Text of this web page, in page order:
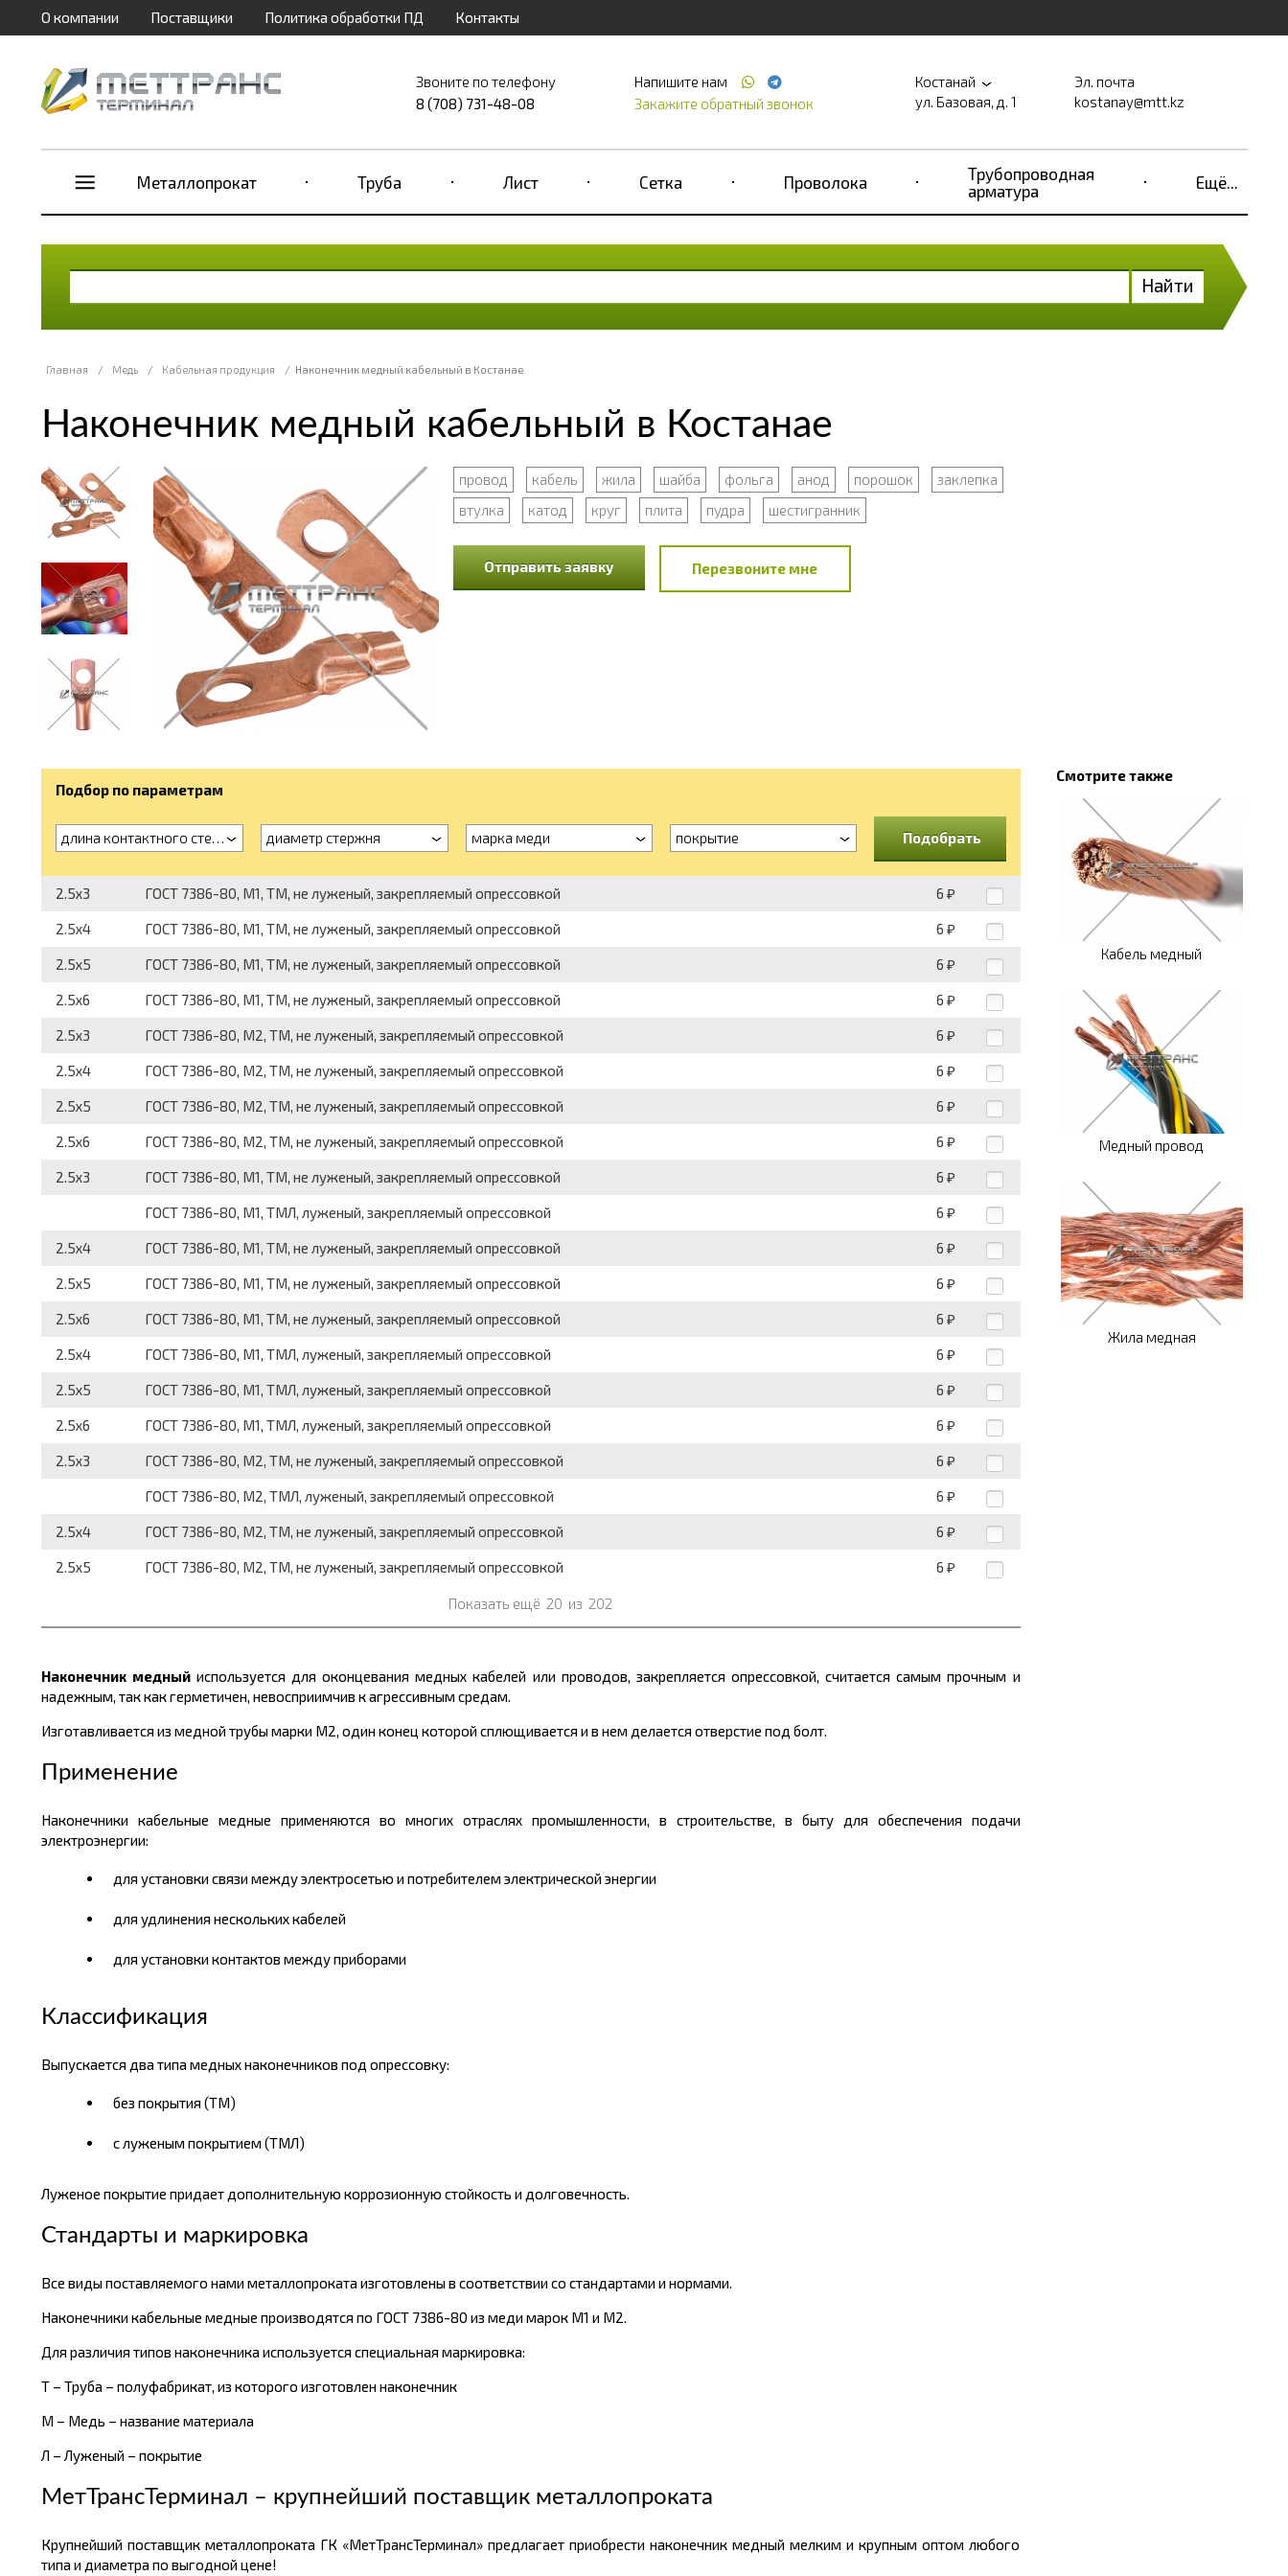
О компании Поставщики Политика обработки ПД Контакты
Звоните по телефону
8 (708) 731-48-08
Напишите нам
Закажите обратный звонок
Костанай
ул. Базовая, д. 1
Эл. почта
kostanay@mtt.kz
Металлопрокат Труба Лист Сетка Проволока
Трубопроводная
арматура
Ещё...
Найти
Главная / Медь / Кабельная продукция / Наконечник медный кабельный в Костанае
Наконечник медный кабельный в Костанае
провод кабель жила шайба фольга анод порошок
заклепка
втулка
катод круг плита пудра шестигранник
Отправить заявку Перезвоните мне
Подбор по параметрам
длина контактного стержня диаметр стержня марка меди покрытие Подобрать
2.5x3 ГОСТ 7386-80, М1, ТМ, не луженый, закрепляемый опрессовкой 6 ₽
2.5x4 ГОСТ 7386-80, М1, ТМ, не луженый, закрепляемый опрессовкой 6 ₽
2.5x5 ГОСТ 7386-80, М1, ТМ, не луженый, закрепляемый опрессовкой 6 ₽
2.5x6 ГОСТ 7386-80, М1, ТМ, не луженый, закрепляемый опрессовкой 6 ₽
2.5x3 ГОСТ 7386-80, М2, ТМ, не луженый, закрепляемый опрессовкой 6 ₽
2.5x4 ГОСТ 7386-80, М2, ТМ, не луженый, закрепляемый опрессовкой 6 ₽
2.5x5 ГОСТ 7386-80, М2, ТМ, не луженый, закрепляемый опрессовкой 6 ₽
2.5x6 ГОСТ 7386-80, М2, ТМ, не луженый, закрепляемый опрессовкой 6 ₽
2.5x3 ГОСТ 7386-80, М1, ТМ, не луженый, закрепляемый опрессовкой 6 ₽
ГОСТ 7386-80, М1, ТМЛ, луженый, закрепляемый опрессовкой 6 ₽
2.5x4 ГОСТ 7386-80, М1, ТМ, не луженый, закрепляемый опрессовкой 6 ₽
2.5x5 ГОСТ 7386-80, М1, ТМ, не луженый, закрепляемый опрессовкой 6 ₽
2.5x6 ГОСТ 7386-80, М1, ТМ, не луженый, закрепляемый опрессовкой 6 ₽
2.5x4 ГОСТ 7386-80, М1, ТМЛ, луженый, закрепляемый опрессовкой 6 ₽
2.5x5 ГОСТ 7386-80, М1, ТМЛ, луженый, закрепляемый опрессовкой 6 ₽
2.5x6 ГОСТ 7386-80, М1, ТМЛ, луженый, закрепляемый опрессовкой 6 ₽
2.5x3 ГОСТ 7386-80, М2, ТМ, не луженый, закрепляемый опрессовкой 6 ₽
ГОСТ 7386-80, М2, ТМЛ, луженый, закрепляемый опрессовкой 6 ₽
2.5x4 ГОСТ 7386-80, М2, ТМ, не луженый, закрепляемый опрессовкой 6 ₽
2.5x5 ГОСТ 7386-80, М2, ТМ, не луженый, закрепляемый опрессовкой 6 ₽
Показать ещё 20 из 202
Наконечник медныйиспользуется для оконцевания медных кабелей или проводов, закрепляется опрессовкой, считается самым прочным и
надежным, так как герметичен, невосприимчив к агрессивным средам.
Изготавливается из медной трубы марки М2, один конец которой сплющивается и в нем делается отверстие под болт.
Применение
Наконечники кабельные медные применяются во многих отраслях промышленности, в строительстве, в быту для обеспечения подачи
электроэнергии:
для установки связи между электросетью и потребителем электрической энергии
для удлинения нескольких кабелей
для установки контактов между приборами
Классификация
Выпускается два типа медных наконечников под опрессовку:
без покрытия (ТМ)
с луженым покрытием (ТМЛ)
Луженое покрытие придает дополнительную коррозионную стойкость и долговечность.
Стандарты и маркировка
Все виды поставляемого нами металлопроката изготовлены в соответствии со стандартами и нормами.
Наконечники кабельные медные производятся по ГОСТ 7386-80 из меди марок М1 и М2.
Для различия типов наконечника используется специальная маркировка:
Т – Труба – полуфабрикат, из которого изготовлен наконечник
М – Медь – название материала
Л – Луженый – покрытие
МетТрансТерминал – крупнейший поставщик металлопроката
Крупнейший поставщик металлопроката ГК «МетТрансТерминал» предлагает приобрести наконечник медный мелким и крупным оптом любого
типа и диаметра по выгодной цене!
Смотрите также
Кабель медный
Медный провод
Жила медная